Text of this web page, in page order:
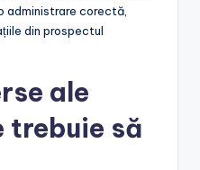
administrare corectă,
din prospectul
ale
trebuie să